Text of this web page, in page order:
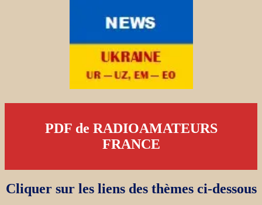
PDF de RADIOAMATEURS
FRANCE
Cliquer sur les liens des thèmes ci-dessous